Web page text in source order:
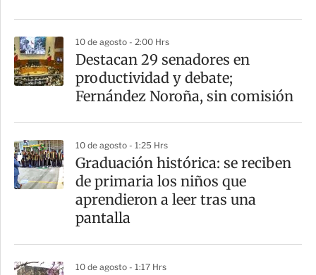
10 de agosto - 2:00 Hrs
Destacan 29 senadores en
productividad y debate;
Fernández Noroña, sin comisión
10 de agosto - 1:25 Hrs
Graduación histórica: se reciben
de primaria los niños que
aprendieron a leer tras una
pantalla
10 de agosto - 1:17 Hrs